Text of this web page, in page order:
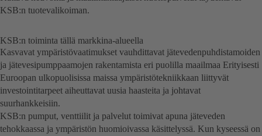
KSB:n tuotevalikoiman.
KSB:n toiminta tällä markkina-alueella
Kasvavat ympäristövaatimukset vauhdittavat jätevedenpuhdistamoiden
ja jätevesipumppaamojen rakentamista eri puolilla maailmaa Erityisesti
Euroopan ulkopuolisissa maissa ympäristötekniikkaan liittyvät
investointitarpeet aiheuttavat uusia haasteita ja johtavat
suurhankkeisiin.
KSB:n pumput, venttiilit ja palvelut toimivat apuna jäteveden
tehokkaassa ja ympäristön huomioivassa käsittelyssä. Kun kyseessä on